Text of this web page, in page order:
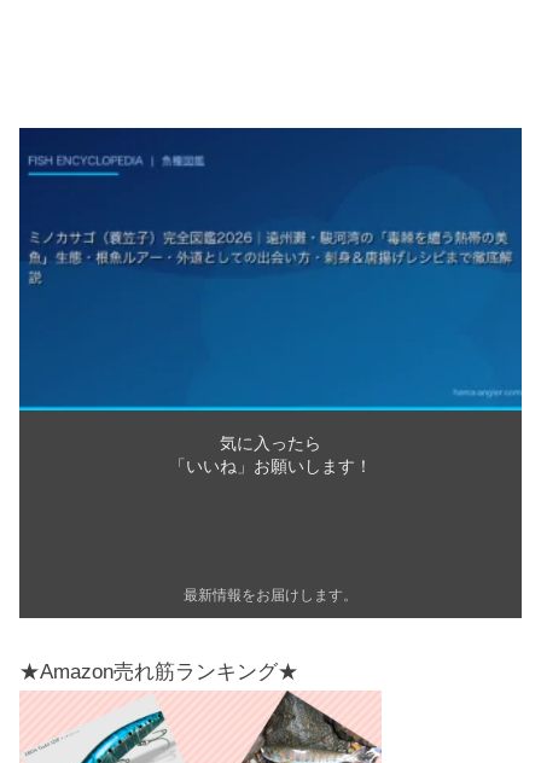
気に入ったら
「いいね」お願いします！
最新情報をお届けします。
★Amazon売れ筋ランキング★